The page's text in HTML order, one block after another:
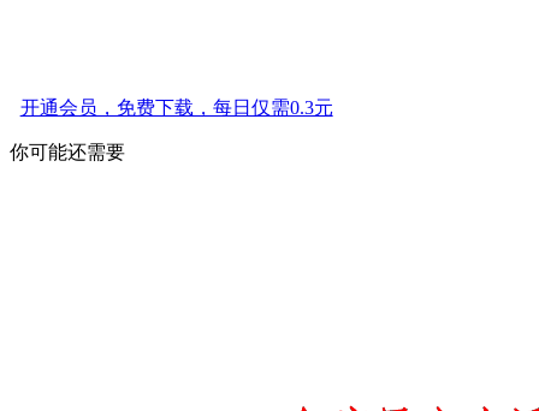
开通会员，免费下载，每日仅需0.3元
你可能还需要